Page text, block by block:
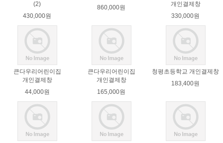
(2)
430,000원
860,000원
개인결제창
330,000원
큰다우리어린이집
개인결제창
44,000원
큰다우리어린이집
개인결제창
165,000원
청평초등학교 개인결제창
183,400원